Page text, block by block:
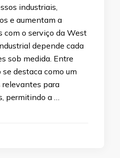
industriais,
e aumentam a
com o serviço da West
depende cada
sob medida. Entre
se destaca como um
relevantes para
permitindo a …